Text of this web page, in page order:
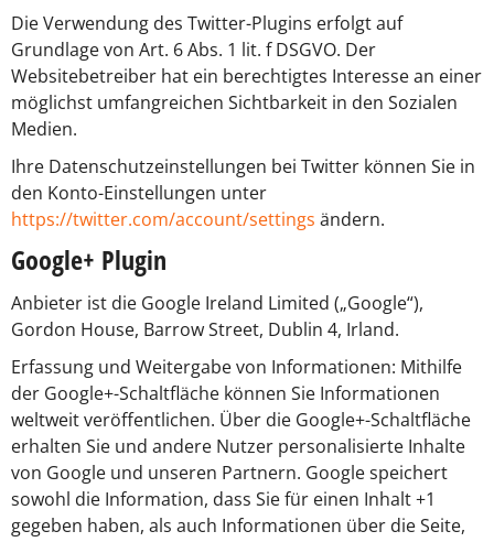
Die Verwendung des Twitter-Plugins erfolgt auf
Grundlage von Art. 6 Abs. 1 lit. f DSGVO. Der
Websitebetreiber hat ein berechtigtes Interesse an einer
möglichst umfangreichen Sichtbarkeit in den Sozialen
Medien.
Ihre Datenschutzeinstellungen bei Twitter können Sie in
den Konto-Einstellungen unter
https://twitter.com/account/settings ändern.
Google+ Plugin
Anbieter ist die Google Ireland Limited („Google“),
Gordon House, Barrow Street, Dublin 4, Irland.
Erfassung und Weitergabe von Informationen: Mithilfe
der Google+-Schaltfläche können Sie Informationen
weltweit veröffentlichen. Über die Google+-Schaltfläche
erhalten Sie und andere Nutzer personalisierte Inhalte
von Google und unseren Partnern. Google speichert
sowohl die Information, dass Sie für einen Inhalt +1
gegeben haben, als auch Informationen über die Seite,